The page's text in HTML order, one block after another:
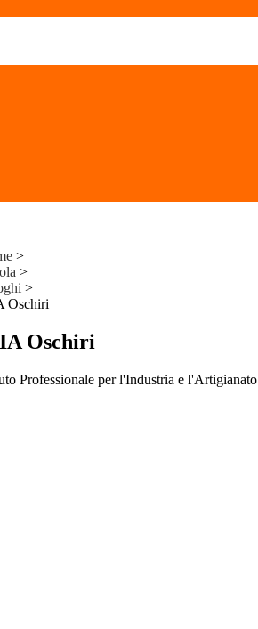
>
>
>
Oschiri
Oschiri
Professionale per l'Industria e l'Artigianato